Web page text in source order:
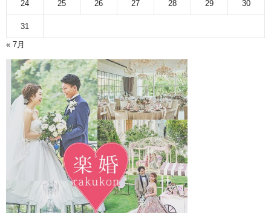
24 25 26 27 28 29 30
31
« 7月